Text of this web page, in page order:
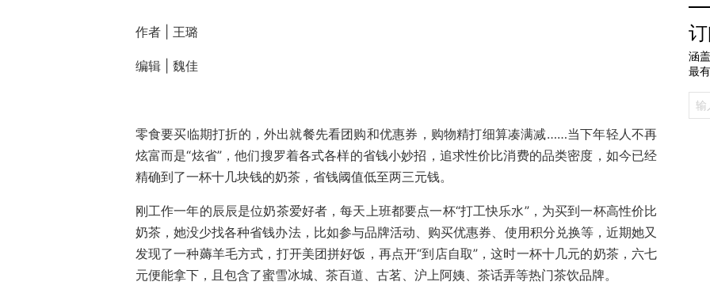
作者 | 王璐
编辑 | 魏佳
零食要买临期打折的，外出就餐先看团购和优惠券，购物精打细算凑满减……当下年轻人不再
炫富而是“炫省”，他们搜罗着各式各样的省钱小妙招，追求性价比消费的品类密度，如今已经
精确到了一杯十几块钱的奶茶，省钱阈值低至两三元钱。
刚工作一年的辰辰是位奶茶爱好者，每天上班都要点一杯“打工快乐水”，为买到一杯高性价比
奶茶，她没少找各种省钱办法，比如参与品牌活动、购买优惠券、使用积分兑换等，近期她又
发现了一种薅羊毛方式，打开美团拼好饭，再点开“到店自取”，这时一杯十几元的奶茶，六七
元便能拿下，且包含了蜜雪冰城、茶百道、古茗、沪上阿姨、茶话弄等热门茶饮品牌。
涵
最